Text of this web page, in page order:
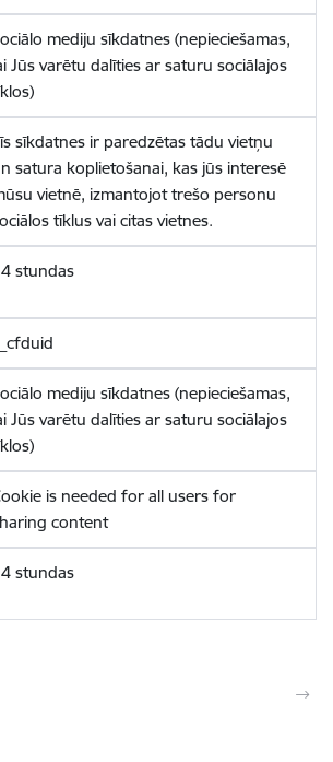
mediju sīkdatnes (nepieciešamas,
Jūs varētu dalīties ar saturu sociālajos
sīkdatnes ir paredzētas tādu vietņu
satura koplietošanai, kas jūs interesē
vietnē, izmantojot trešo personu
tīklus vai citas vietnes.
stundas
__cfduid
mediju sīkdatnes (nepieciešamas,
Jūs varētu dalīties ar saturu sociālajos
is needed for all users for
content
stundas